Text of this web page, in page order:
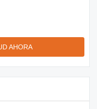
AHORA